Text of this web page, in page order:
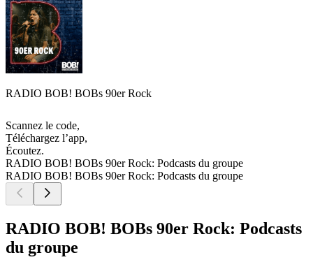
RADIO BOB! BOBs 90er Rock
Scannez le code,
Téléchargez l’app,
Écoutez.
RADIO BOB! BOBs 90er Rock: Podcasts du groupe
RADIO BOB! BOBs 90er Rock: Podcasts du groupe
RADIO BOB! BOBs 90er Rock: Podcasts
du groupe